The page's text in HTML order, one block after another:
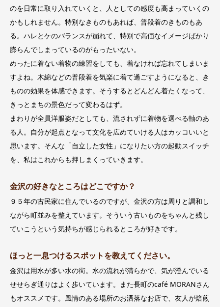
のを日常に取り入れていくと、人としての感度も高まっていくの
かもしれません。特別なきものもあれば、普段着のきものもあ
る。ハレとケのバランスが崩れて、特別で高価なイメージばかり
膨らんでしまっているのがもったいない。
めったに着ない着物の練習をしても、着なければ忘れてしまいま
すよね。木綿などの普段着を気楽に着て過ごすようになると、き
ものの効果を体感できます。そうするとどんどん着たくなって、
きっとまちの景色だって変わるはず。
まわりが全員洋服姿だとしても、流されずに着物を選べる軸のあ
る人。自分が起点となって文化を広めていける人はカッコいいと
思います。そんな「自立した女性」になりたい方の起動スイッチ
を、私はこれからも押しまくっていきます。
金沢の好きなところはどこですか？
９５年の古民家に住んでいるのですが、金沢の方は周りと調和し
ながら町並みを整えています。そういう古いものをちゃんと残し
ていこうという気持ちが感じられるところが好きです。
ほっと一息つけるスポットを教えてください。
金沢は用水が多い水の街。水の流れが清らかで、気が澄んでいる
せせらぎ通りはよく歩いています。また長町のcafé MORANさん
もオススメです。風情のある場所のお洒落なお店で、友人が焙煎